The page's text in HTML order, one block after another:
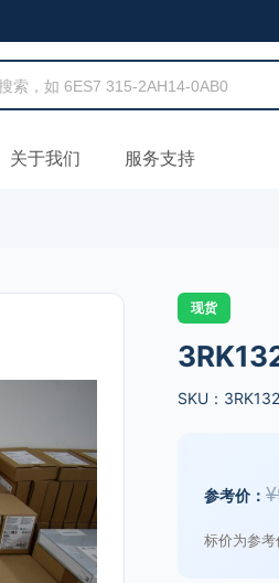
关于我们 服务支持
现货
SKU：
参考价： ¥
标价为参考